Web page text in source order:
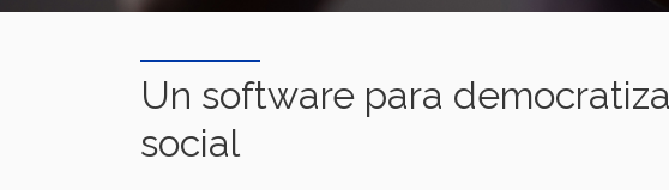
Un software para
social